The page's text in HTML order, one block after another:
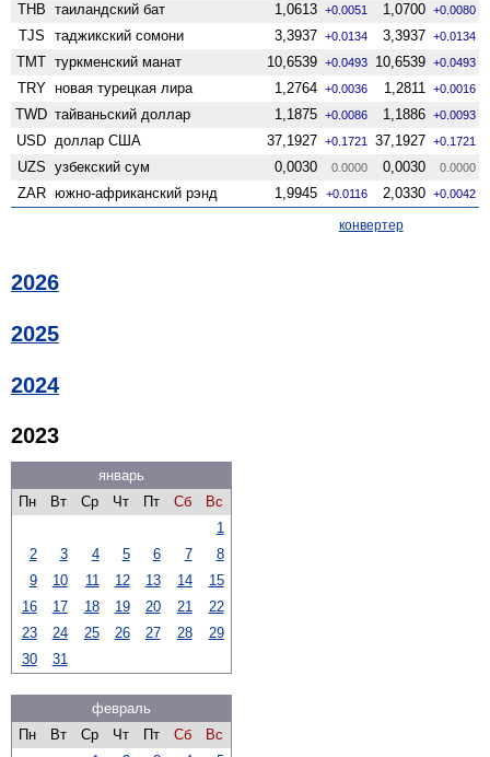
THB таиландский бат 1,0613 +0.0051 1,0700 +0.0080
TJS таджикский сомони 3,3937 +0.0134 3,3937 +0.0134
TMT туркменский манат 10,6539 +0.0493 10,6539 +0.0493
TRY новая турецкая лира 1,2764 +0.0036 1,2811 +0.0016
TWD тайваньский доллар 1,1875 +0.0086 1,1886 +0.0093
USD доллар США 37,1927 +0.1721 37,1927 +0.1721
UZS узбекский сум 0,0030 0.0000 0,0030 0.0000
ZAR южно-африканский рэнд 1,9945 +0.0116 2,0330 +0.0042
конвертер
2026
2025
2024
2023
январь
Пн
Вт Ср Чт Пт Сб
Вс
1
2
3 4 5 6 7
8
9
10 11 12 13 14
15
16
17 18 19 20 21
22
23
24 25 26 27 28
29
30
31
февраль
Пн
Вт Ср Чт Пт Сб
Вс